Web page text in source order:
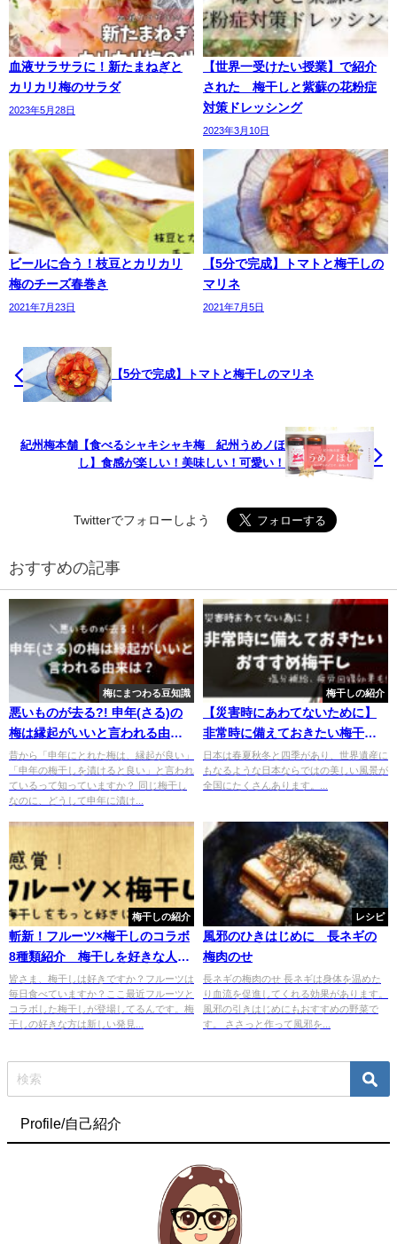
血液サラサラに！新たまねぎと
カリカリ梅のサラダ
2023年5月28日
【世界一受けたい授業】で紹介
された 梅干しと紫蘇の花粉症
対策ドレッシング
2023年3月10日
ビールに合う！枝豆とカリカリ
梅のチーズ春巻き
2021年7月23日
【5分で完成】トマトと梅干しの
マリネ
2021年7月5日
【5分で完成】トマトと梅干しのマリネ
紀州梅本舗【食べるシャキシャキ梅 紀州うめノほ
し】食感が楽しい！美味しい！可愛い！
Twitterでフォローしよう
おすすめの記事
梅にまつわる豆知識
悪いものが去る?! 申年(さる)の
梅は縁起がいいと言われる由来
は？
昔から「申年にとれた梅は、縁起が良い」
「申年の梅干しを漬けると良い」と言われ
ているって知っていますか？ 同じ梅干し
なのに、どうして申年に漬け...
梅干しの紹介
【災害時にあわてないために】
非常時に備えておきたい梅干し
３選
日本は春夏秋冬と四季があり、世界遺産に
もなるような日本ならではの美しい風景が
全国にたくさんあります。...
梅干しの紹介
斬新！フルーツ×梅干しのコラボ
8種類紹介 梅干しを好きな人が
増えますに
皆さま、梅干しは好きですか？フルーツは
毎日食べていますか？ここ最近フルーツと
コラボした梅干しが登場してるんです。梅
干しの好きな方は新しい発見...
レシピ
風邪のひきはじめに 長ネギの
梅肉のせ
長ネギの梅肉のせ 長ネギは身体を温めた
り血流を促進してくれる効果があります。
風邪の引きはじめにもおすすめの野菜で
す。 ささっと作って風邪を...
Profile/自己紹介